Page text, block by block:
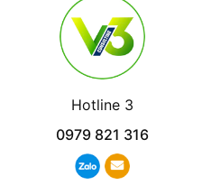
Hotline 3
0979 821 316